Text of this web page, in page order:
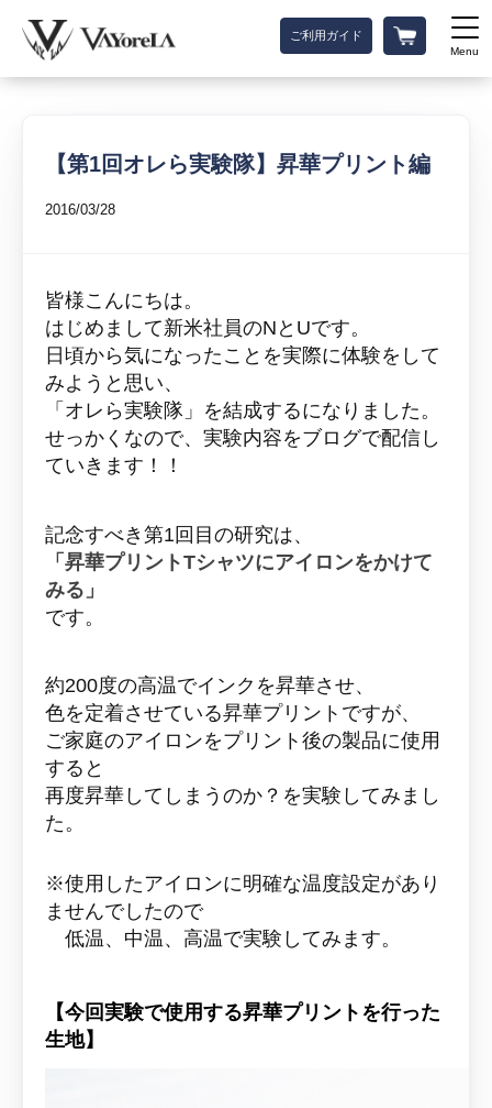
ご利用ガイド
Menu
【第1回オレら実験隊】昇華プリント編
2016/03/28
皆様こんにちは。
はじめまして新米社員のNとUです。
日頃から気になったことを実際に体験をして
みようと思い、
「オレら実験隊 」を結成するになりました。
せっかくなので、実験内容をブログで配信し
ていきます！！
記念すべき第1回目の研究は、
「昇華プリントTシャツにアイロンをかけて
みる」
です。
約200度の高温でインクを昇華させ、
色を定着させている昇華プリントですが、
ご家庭のアイロンをプリント後の製品に使用
すると
再度昇華してしまうのか？を実験してみまし
た。
※使用したアイロンに明確な温度設定があり
ませんでしたので
低温、中温、高温で実験してみます。
【今回実験で使用する昇華プリントを行った
生地】